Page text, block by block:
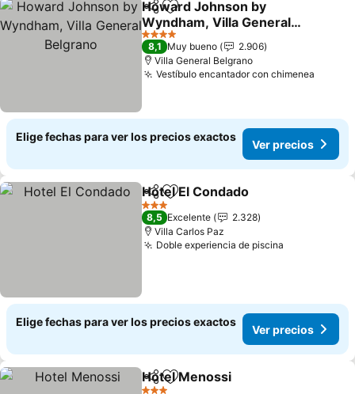
CompartirAgregar a favoritos
Howard Johnson by
Wyndham, Villa General
Belgrano
4 Estrellas
8,1 Muy bueno
2.906
Villa General Belgrano
Vestíbulo encantador con chimenea
Elige fechas para ver los precios exactos
Ver precios
CompartirAgregar a favoritos
Hotel El Condado
3 Estrellas
8,5 Excelente
2.328
Villa Carlos Paz
Doble experiencia de piscina
Elige fechas para ver los precios exactos
Ver precios
CompartirAgregar a favoritos
Hotel Menossi